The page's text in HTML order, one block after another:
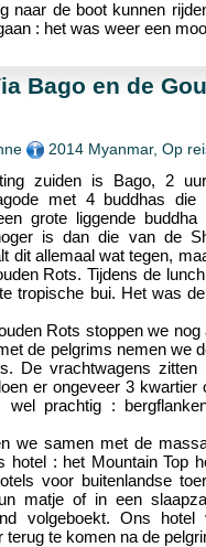
naar de boot kunnen
: het was weer een
Bago en de
2014 Myanmar, Op
zuiden is Bago, 2
met 4 buddhas die
grote liggende
is dan die van de
dit allemaal wat tegen,
Rots. Tijdens de
tropische bui. Het was
Rots stoppen we
de pelgrims nemen we
De vrachtwagens zitten
er ongeveer 3
wel prachtig :
we samen met de
hotel : het Mountain Top
voor buitenlandse
matje of in een
volgeboekt. Ons
terug te komen na de